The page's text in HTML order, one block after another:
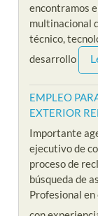
encontramos
multinacional
técnico,
desarrollo
EMPLEO
EXTERIOR
Importante
ejecutivo de
proceso de
búsqueda de
Profesional